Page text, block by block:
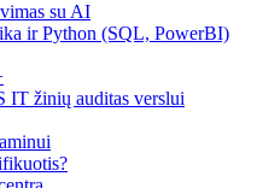
su AI
ir Python (SQL, PowerBI)
žinių auditas verslui